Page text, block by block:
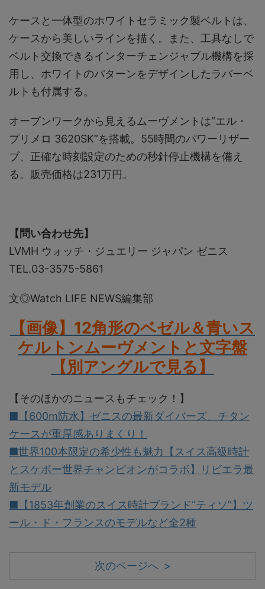
ケースと一体型のホワイトセラミック製ベルトは、
ケースから美しいラインを描く。また、工具なしで
ベルト交換できるインターチェンジャブル機構を採
用し、ホワイトのパターンをデザインしたラバーベ
ルトも付属する。
オープンワークから見えるムーヴメントは“エル・
プリメロ 3620SK”を搭載。55時間のパワーリザー
ブ、正確な時刻設定のための秒針停止機構を備え
る。販売価格は231万円。
【問い合わせ先】
LVMH ウォッチ・ジュエリー ジャパン ゼニス
TEL.03-3575-5861
文◎Watch LIFE NEWS編集部
【画像】12角形のベゼル＆青いス
ケルトンムーヴメントと文字盤
【別アングルで見る】
【そのほかのニュースもチェック！】
■【600m防水】ゼニスの最新ダイバーズ、チタン
ケースが重厚感ありまくり！
■世界100本限定の希少性も魅力【スイス高級時計
とスケボー世界チャンピオンがコラボ】リビエラ最
新モデル
■【1853年創業のスイス時計ブランド“ティソ”】ツ
ール・ド・フランスのモデルなど全2種
次のページへ >